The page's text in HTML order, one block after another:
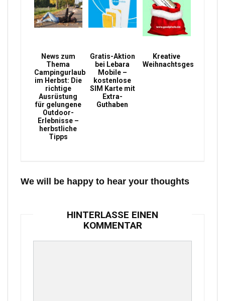
News zum
Thema
Campingurlaub
im Herbst: Die
richtige
Ausrüstung
für gelungene
Outdoor-
Erlebnisse –
herbstliche
Tipps
Gratis-Aktion
bei Lebara
Mobile –
kostenlose
SIM Karte mit
Extra-
Guthaben
Kreative
Weihnachtsgeschenke
We will be happy to hear your thoughts
HINTERLASSE EINEN
KOMMENTAR